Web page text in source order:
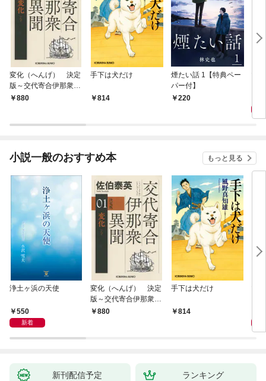
変化（へんげ） 決定
版～交代寄合伊那衆異
聞（1）～
880
手下は犬だけ
814
煙たい話 1【特典ペー
パー付】
220
小説一般のおすすめ本 もっと見る
浄土ヶ浜の天使
550
新着
変化（へんげ） 決定
版～交代寄合伊那衆異
聞（1）～
880
手下は犬だけ
814
新刊配信予定 ランキング